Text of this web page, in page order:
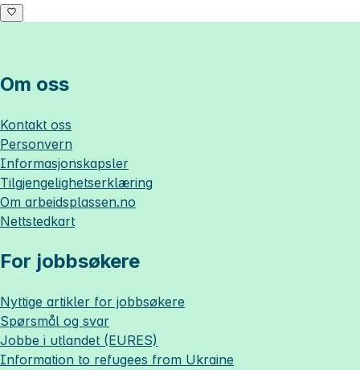
Om oss
Kontakt oss
Personvern
Informasjonskapsler
Tilgjengelighetserklæring
Om arbeidsplassen.no
Nettstedkart
For jobbsøkere
Nyttige artikler for jobbsøkere
Spørsmål og svar
Jobbe i utlandet (EURES)
Information to refugees from Ukraine